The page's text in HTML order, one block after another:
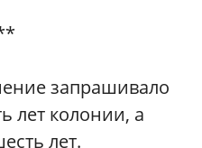
запрашивало
лет колонии, а
лет.